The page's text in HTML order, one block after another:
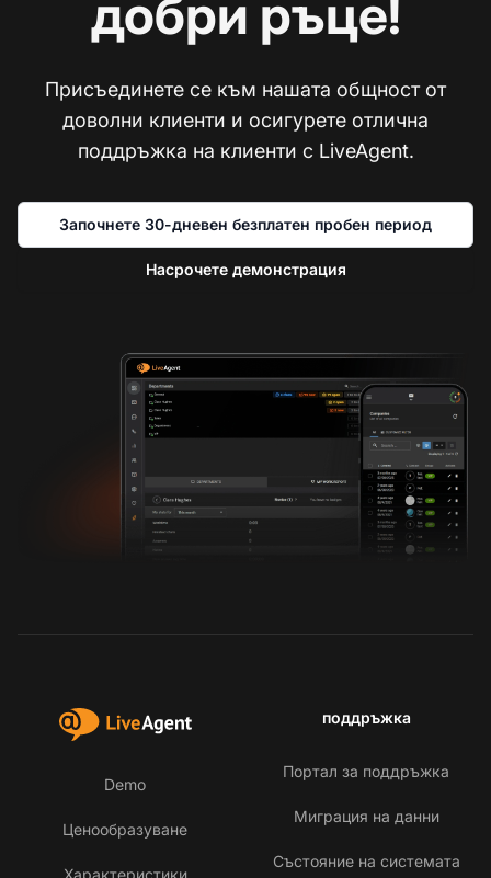
добри ръце!
Присъединете се към нашата общност от
доволни клиенти и осигурете отлична
поддръжка на клиенти с LiveAgent.
Започнете 30-дневен безплатен пробен период
Насрочете демонстрация
Demo
Ценообразуване
Характеристики
поддръжка
Портал за поддръжка
Миграция на данни
Състояние на системата